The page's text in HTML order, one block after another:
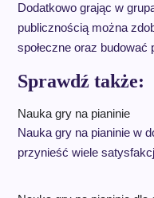
Dodatkowo grając w
publicznością można
społeczne oraz budować
Sprawdź także:
Nauka gry na pianinie
Nauka gry na pianinie w
przynieść wiele